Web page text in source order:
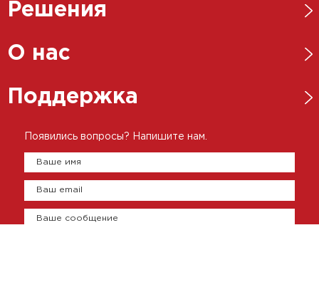
Решения
Нефтегазовая отрасль
Энергетика
О нас
Новости
История
Представительства
Оплата и доставка
Контакты
Поддержка
Каталоги
Брошюры
Сертификаты
Появились вопросы? Напишите нам.
Ваше имя
Ваш email
Ваше сообщение